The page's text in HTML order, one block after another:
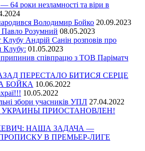
64 роки незламності та віри в
Володимир Бойко 20.09.2023
Павло Розумний 08.05.2023
Клубу Андрій Санін розповів про
Клубу: 01.05.2023
співпрацю з ТОВ Паріматч
ПЕРЕСТАЛО БИТИСЯ СЕРЦЕ
БОЙКА 10.06.2022
10.05.2022
збори учасників УПЛ 27.04.2022
ПРИОСТАНОВЛЕН!
НАША ЗАДАЧА —
В ПРЕМЬЕР-ЛИГЕ